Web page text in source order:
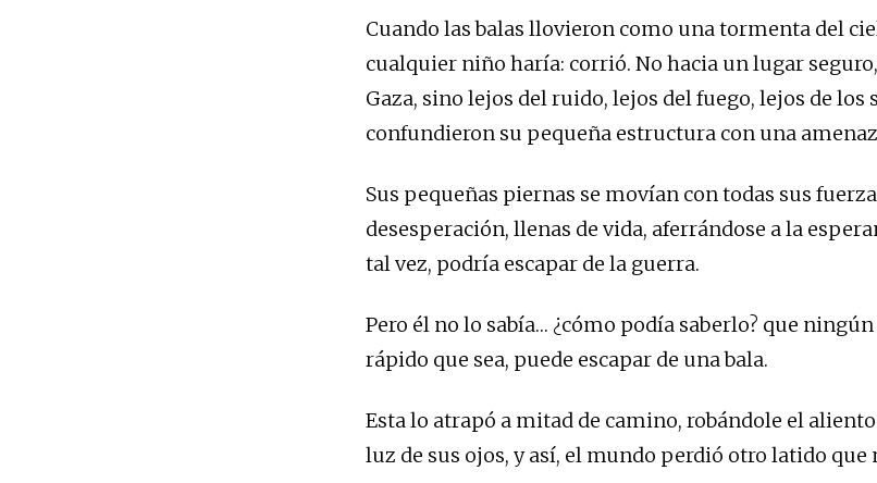
Cuando las balas llovieron como una tormenta del
cualquier niño haría: corrió. No hacia un lugar
Gaza, sino lejos del ruido, lejos del fuego, lejos de los
confundieron su pequeña estructura con una
Sus pequeñas piernas se movían con todas sus
desesperación, llenas de vida, aferrándose a la
tal vez, podría escapar de la guerra.
Pero él no lo sabía… ¿cómo podía saberlo? que
rápido que sea, puede escapar de una bala.
Esta lo atrapó a mitad de camino, robándole el
luz de sus ojos, y así, el mundo perdió otro latido